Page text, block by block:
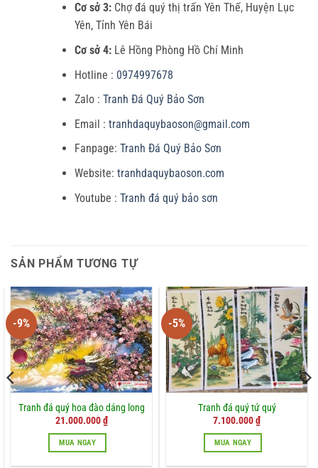
Cơ sở 3:Chợ đá quý thị trấn Yên Thế, Huyện Lục
Yên, Tỉnh Yên Bái
Cơ sở 4:Lê Hồng Phòng Hồ Chí Minh
Hotline : 0974997678
Zalo : Tranh Đá Quý Bảo Sơn
Email : tranhdaquybaoson@gmail.com
Fanpage: Tranh Đá Quý Bảo Sơn
Website: tranhdaquybaoson.com
Youtube : Tranh đá quý bảo sơn
SẢN PHẨM TƯƠNG TỰ
-9%
Tranh đá quý hoa đào dáng long
Giá
là:
23.000.000 ₫.
21.000.000₫Giá
hiện
MUA NGAY
-5%
Tranh đá quý tứ quý
Giá
là:
7.500.000 ₫.
7.100.000₫Giá
hiện
tại
MUA NGAY